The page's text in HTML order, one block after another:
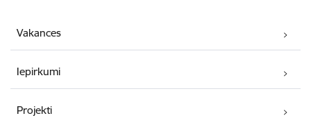
Vakances
Iepirkumi
Projekti